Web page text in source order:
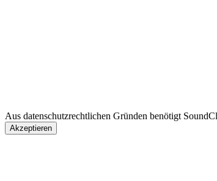
Aus datenschutzrechtlichen Gründen benötigt
Akzeptieren